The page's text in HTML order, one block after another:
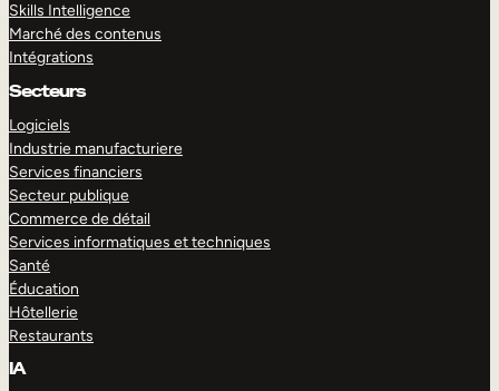
Skills Intelligence
Marché des contenus
Intégrations
Secteurs
Logiciels
Industrie manufacturiere
Services financiers
Secteur publique
Commerce de détail
Services informatiques et techniques
Santé
Éducation
Hôtellerie
Restaurants
IA